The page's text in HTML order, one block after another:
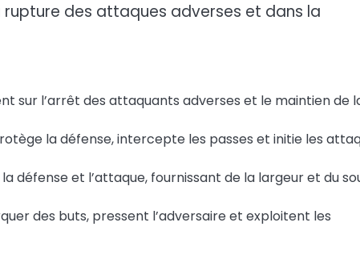
des attaques adverses et dans la
sur l’arrêt des attaquants adverses et le maintien de
la défense, intercepte les passes et initie les
défense et l’attaque, fournissant de la largeur et du
des buts, pressent l’adversaire et exploitent les